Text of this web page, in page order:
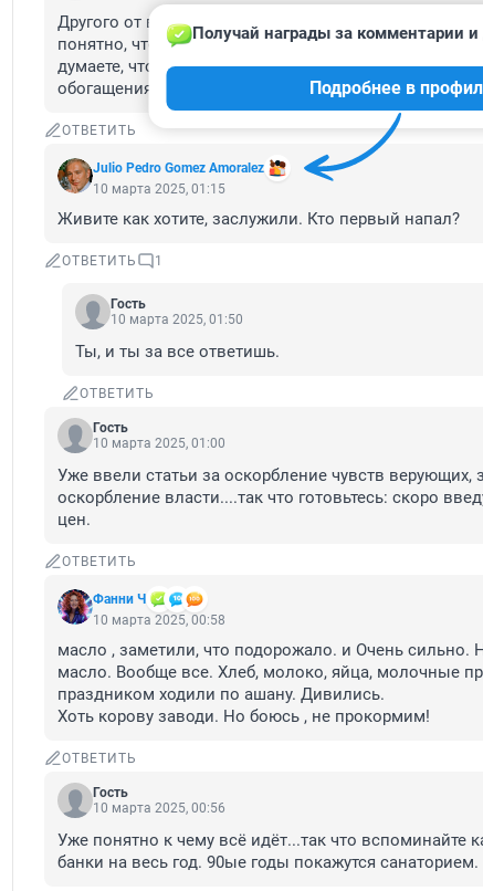
Другого от власти олигархов-глобалистов ждать не
понятно, что ничего хорошего дальше не будет,
думаете, что люди, развалившие СССР, и предавшие
обогащения, устроят вам всем процветание и
ОТВЕТИТЬ
Julio Pedro Gomez Amoralez
Получай награды за комментарии и
Подробнее в
10 марта 2025, 01:15
Живите как хотите, заслужили. Кто первый напал?
ОТВЕТИТЬ 1
Гость
10 марта 2025, 01:50
Ты, и ты за все ответишь.
ОТВЕТИТЬ
Гость
10 марта 2025, 01:00
Уже ввели статьи за оскорбление чувств верующих,
оскорбление власти....так что готовьтесь: скоро
цен.
ОТВЕТИТЬ
Фанни Ч
10 марта 2025, 00:58
масло , заметили, что подорожало. и Очень сильно.
масло. Вообще все. Хлеб, молоко, яйца, молочные
праздником ходили по ашану. Дивились.
Хоть корову заводи. Но боюсь , не прокормим!
ОТВЕТИТЬ
Гость
10 марта 2025, 00:56
Уже понятно к чему всё идёт...так что вспоминайте
банки на весь год. 90ые годы покажутся санаторием.